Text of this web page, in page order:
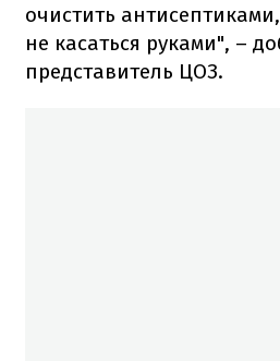
очистить
не касаться руками", –
представитель ЦОЗ.